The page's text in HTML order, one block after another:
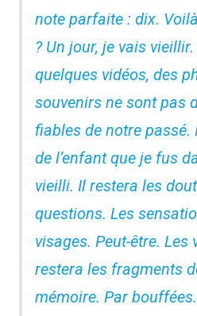
note parfaite : dix.
? Un jour, je vais
quelques vidéos, des
souvenirs ne sont pas
fiables de notre
de l’enfant que je fus
vieilli. Il restera les
questions. Les
visages. Peut-être. Les
restera les fragments
mémoire. Par